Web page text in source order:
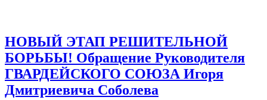
НОВЫЙ ЭТАП РЕШИТЕЛЬНОЙ
БОРЬБЫ! Обращение Руководителя
ГВАРДЕЙСКОГО СОЮЗА Игоря
Дмитриевича Соболева